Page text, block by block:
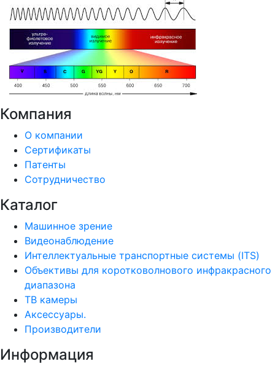
Компания
О компании
Сертификаты
Патенты
Сотрудничество
Каталог
Машинное зрение
Видеонаблюдение
Интеллектуальные транспортные системы (ITS)
Объективы для коротковолнового инфракрасного
диапазона
ТВ камеры
Аксессуары.
Производители
Информация